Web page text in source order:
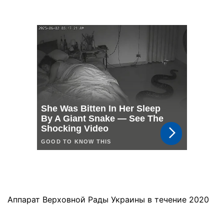
Аппарат Верховной Рады Украины в течение 2020